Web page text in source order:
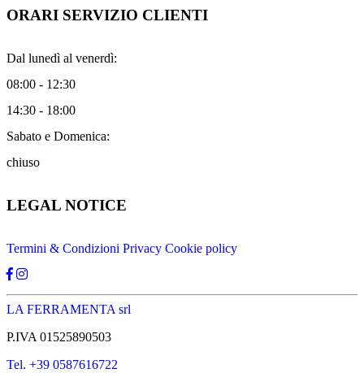
ORARI SERVIZIO CLIENTI
Dal lunedì al venerdì:
08:00 - 12:30
14:30 - 18:00
Sabato e Domenica:
chiuso
LEGAL NOTICE
Termini & Condizioni Privacy Cookie policy
LA FERRAMENTA srl
P.IVA 01525890503
Tel. +39 0587616722